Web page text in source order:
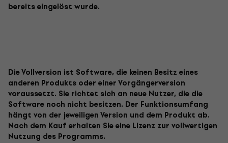
bereits eingelöst wurde.
Die Vollversion ist Software, die keinen Besitz eines
anderen Produkts oder einer Vorgängerversion
voraussetzt. Sie richtet sich an neue Nutzer, die die
Software noch nicht besitzen. Der Funktionsumfang
hängt von der jeweiligen Version und dem Produkt ab.
Nach dem Kauf erhalten Sie eine Lizenz zur vollwertigen
Nutzung des Programms.